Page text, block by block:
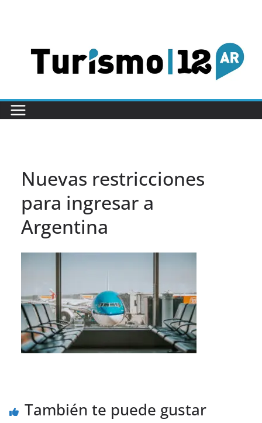
Nuevas restricciones
para ingresar a
Argentina
También te puede gustar